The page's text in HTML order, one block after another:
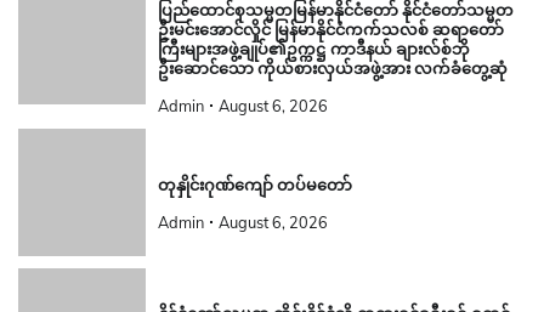
ပြည်ထောင်စုသမ္မတမြန်မာနိုင်ငံတော် နိုင်ငံတော်သမ္မတ
ဦးမင်းအောင်လှိုင် မြန်မာနိုင်ငံကက်သလစ် ဆရာတော်
ကြီးများအဖွဲ့ချုပ်၏ဥက္ကဋ္ဌ ကာဒီနယ် ချားလ်စ်ဘို
ဦးဆောင်သော ကိုယ်စားလှယ်အဖွဲ့အား လက်ခံတွေ့ဆုံ
Admin August 6, 2026
တုနှိုင်းဂုဏ်ကျော် တပ်မတော်
Admin August 6, 2026